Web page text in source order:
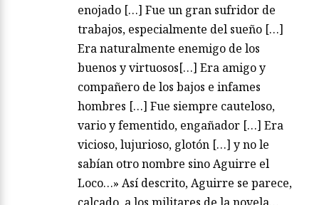
enojado […] Fue un gran sufridor de
trabajos, especialmente del sueño […]
Era naturalmente enemigo de los
buenos y virtuosos[…] Era amigo y
compañero de los bajos e infames
hombres […] Fue siempre cauteloso,
vario y fementido, engañador […] Era
vicioso, lujurioso, glotón […] y no le
sabían otro nombre sino Aguirre el
Loco…» Así descrito, Aguirre se parece,